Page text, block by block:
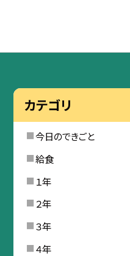
カテゴリ
今日のできごと
給食
１年
２年
３年
４年